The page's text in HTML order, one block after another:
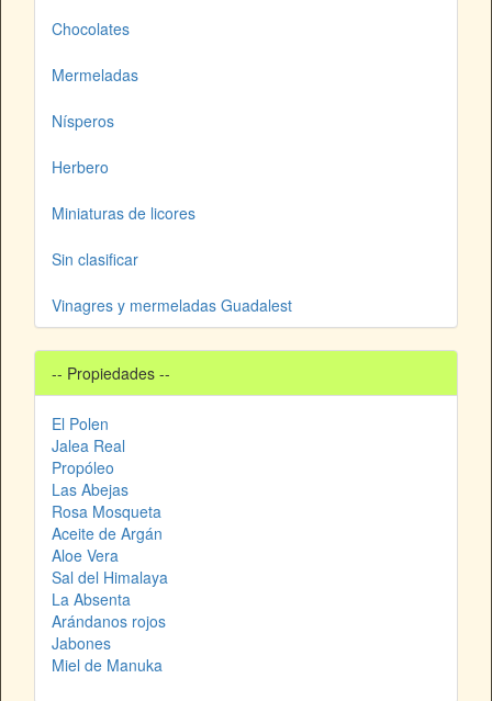
Chocolates
Mermeladas
Nísperos
Herbero
Miniaturas de licores
Sin clasificar
Vinagres y mermeladas Guadalest
-- Propiedades --
El Polen
Jalea Real
Propóleo
Las Abejas
Rosa Mosqueta
Aceite de Argán
Aloe Vera
Sal del Himalaya
La Absenta
Arándanos rojos
Jabones
Miel de Manuka